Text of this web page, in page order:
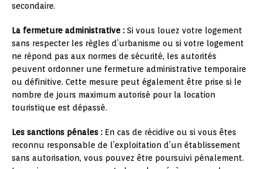
secondaire.
La fermeture administrative : Si vous louez votre logement
sans respecter les règles d’urbanisme ou si votre logement
ne répond pas aux normes de sécurité, les autorités
peuvent ordonner une fermeture administrative temporaire
ou définitive. Cette mesure peut également être prise si le
nombre de jours maximum autorisé pour la location
touristique est dépassé.
Les sanctions pénales : En cas de récidive ou si vous êtes
reconnu responsable de l’exploitation d’un établissement
sans autorisation, vous pouvez être poursuivi pénalement.